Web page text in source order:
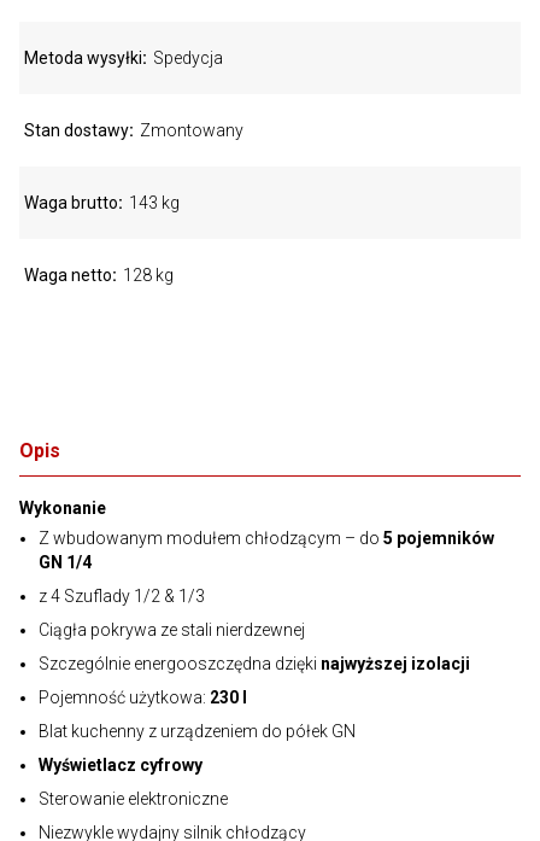
Opis
Wykonanie
Z wbudowanym modułem chłodzącym – do 5 pojemników
GN 1/4
z 4 Szuflady 1/2 & 1/3
Ciągła pokrywa ze stali nierdzewnej
Szczególnie energooszczędna dzięki najwyższej izolacji
Pojemność użytkowa: 230 l
Blat kuchenny z urządzeniem do półek GN
Wyświetlacz cyfrowy
Sterowanie elektroniczne
Niezwykle wydajny silnik chłodzący
Metoda wysyłki Spedycja
Stan dostawy Zmontowany
Waga brutto 143 kg
Waga netto 128 kg